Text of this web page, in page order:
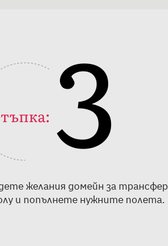
3
желания домейн за трансфер
и попълнете нужните полета.